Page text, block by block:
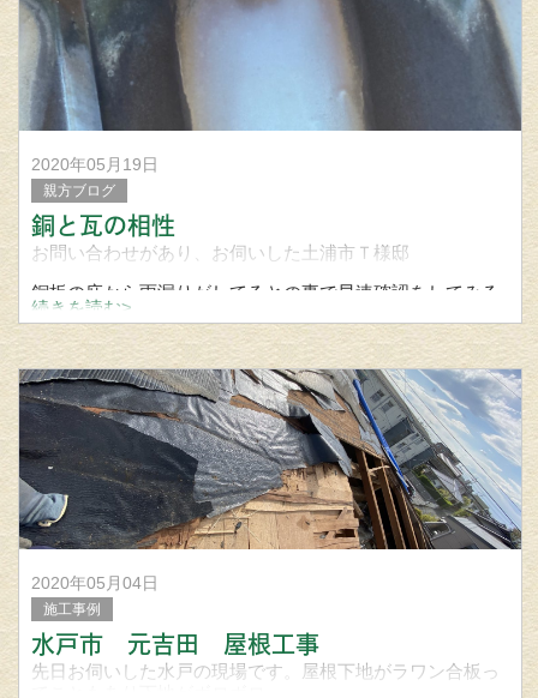
2020年05月19日
親方ブログ
銅と瓦の相性
お問い合わせがあり、お伺いした土浦市Ｔ様邸
銅板の庇から雨漏りがしてるとの事で早速確認をしてみる
と
銅板の庇屋根が穴があき雨漏りしてました。
銅＋銅なら相性はいいのですが、銅＋瓦は相性はとても相
性が
続きを読む>
2020年05月04日
施工事例
水戸市 元吉田 屋根工事
先日お伺いした水戸の現場です。屋根下地がラワン合板っ